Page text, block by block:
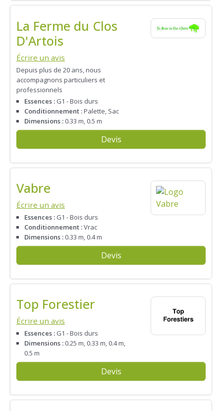
La Ferme du Clos
D'Artois
Écrire un avis
Depuis plus de 20 ans, nous
accompagnons particuliers et
professionnels
Essences : G1 - Bois durs
Conditionnement :Palette, Sac
Dimensions : 0.33 m, 0.5 m
Devis
Vabre
Écrire un avis
Essences : G1 - Bois durs
Conditionnement :Vrac
Dimensions : 0.33 m, 0.4 m
Devis
Top Forestier
Écrire un avis
Essences : G1 - Bois durs
Dimensions : 0.25 m, 0.33 m, 0.4 m,
0.5 m
Devis